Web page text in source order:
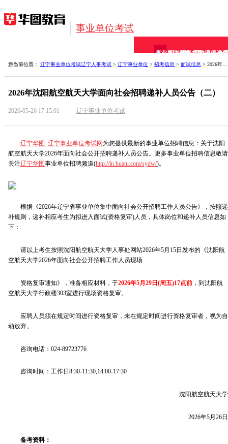
事业单位考试
事业单位考试
招考信息报考指导网校课程备考资料
全
您当前位置： 辽宁事业单位考试辽宁人事考试 > 辽宁事业单位 > 招考信息 > 面试信息 > 2026年沈阳航空航天大学面向社会招聘递补人员公告（
2026年沈阳航空航天大学面向社会招聘递补人员公告（二）
2026-05-26 17:15:01 辽宁事业单位考试
辽宁华图_辽宁事业单位考试网为您提供最新的事业单位招聘信息：关于沈阳
航空航天大学2026年面向社会公开招聘递补人员公告。更多事业单位招聘信息敬请
关注辽宁华图事业单位招聘频道(http://ln.huatu.com/sydw/)。
根据《2026年辽宁省事业单位集中面向社会公开招聘工作人员公告》，按照递
补规则，递补相应考生为拟进入面试(资格复审)人员，具体岗位和递补人员信息如
下：
请以上考生按照沈阳航空航天大学人事处网站2026年5月15日发布的《沈阳航
空航天大学2026年面向社会公开招聘工作人员现场
资格复审通知》，准备相应材料，于2026年5月29日(周五)17点前 ，到沈阳航
空航天大学行政楼303室进行现场资格复审。
应聘人员须在规定时间进行资格复审，未在规定时间进行资格复审者，视为自
动放弃。
咨询电话：024-89723776
咨询时间：工作日8:30-11:30,14:00-17:30
沈阳航空航天大学
2026年5月26日
备考资料：